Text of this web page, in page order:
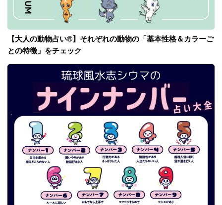
【大人の動物占い®】それぞれの動物の「基本性格＆カラーご
との特徴」をチェック